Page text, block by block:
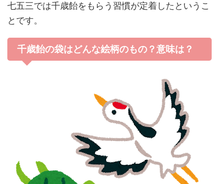
七五三では千歳飴をもらう習慣が定着したというこ
とです。
千歳飴の袋はどんな絵柄のもの？意味は？